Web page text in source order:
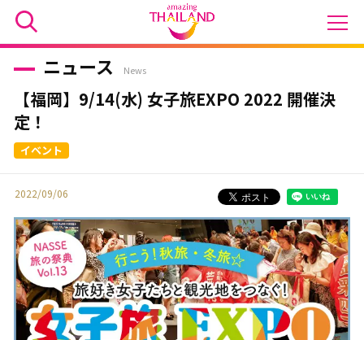
ニュース News
【福岡】9/14(水) 女子旅EXPO 2022 開催決
定！
2022/09/06